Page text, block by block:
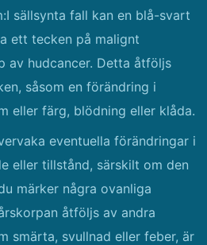
sällsynta fall kan en blå-svart
ett tecken på malignt
av hudcancer. Detta åtföljs
såsom en förändring i
eller färg, blödning eller klåda.
eventuella förändringar i
eller tillstånd, särskilt om den
märker några ovanliga
åtföljs av andra
smärta, svullnad eller feber, är